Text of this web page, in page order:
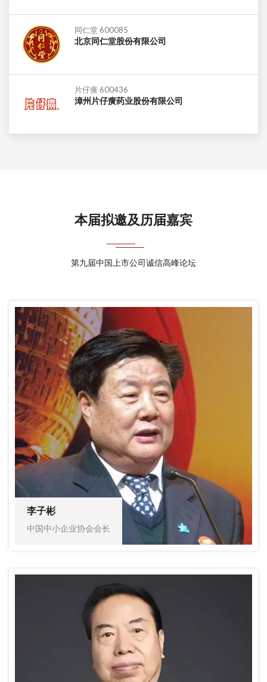
同仁堂 600085
北京同仁堂股份有限公司
片仔癀 600436
漳州片仔癀药业股份有限公司
本届拟邀及历届嘉宾
第九届中国上市公司诚信高峰论坛
李子彬
中国中小企业协会会长